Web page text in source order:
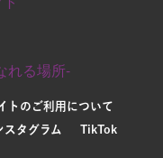
トのご利用について
スタグラム TikTok